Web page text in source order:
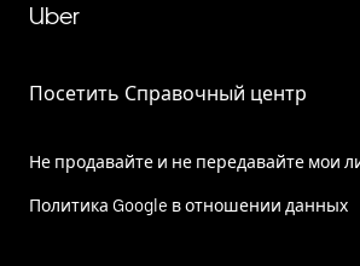
Uber
Посетить Справочный центр
Не продавайте и не передавайте мои
Политика Google в отношении данных